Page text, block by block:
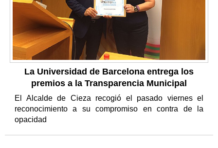
La Universidad de Barcelona entrega los
premios a la Transparencia Municipal
El Alcalde de Cieza recogió el pasado viernes el
reconocimiento a su compromiso en contra de la
opacidad